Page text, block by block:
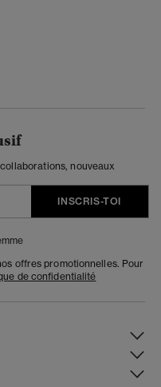
nouveaux
INSCRIS-TOI
offres promotionnelles. Pour
de confidentialité